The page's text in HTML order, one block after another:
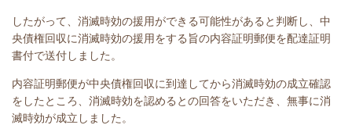
したがって、消滅時効の援用ができる可能性があると判断し、中
央債権回収に消滅時効の援用をする旨の内容証明郵便を配達証明
書付で送付しました。
内容証明郵便が中央債権回収に到達してから消滅時効の成立確認
をしたところ、消滅時効を認めるとの回答をいただき、無事に消
滅時効が成立しました。